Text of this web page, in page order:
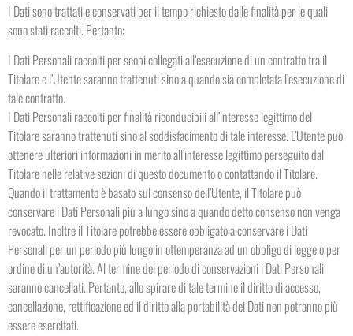
I Dati sono trattati e conservati per il tempo richiesto dalle finalità per le quali
sono stati raccolti. Pertanto:
I Dati Personali raccolti per scopi collegati all’esecuzione di un contratto tra il
Titolare e l’Utente saranno trattenuti sino a quando sia completata l’esecuzione di
tale contratto.
I Dati Personali raccolti per finalità riconducibili all’interesse legittimo del
Titolare saranno trattenuti sino al soddisfacimento di tale interesse. L’Utente può
ottenere ulteriori informazioni in merito all’interesse legittimo perseguito dal
Titolare nelle relative sezioni di questo documento o contattando il Titolare.
Quando il trattamento è basato sul consenso dell’Utente, il Titolare può
conservare i Dati Personali più a lungo sino a quando detto consenso non venga
revocato. Inoltre il Titolare potrebbe essere obbligato a conservare i Dati
Personali per un periodo più lungo in ottemperanza ad un obbligo di legge o per
ordine di un’autorità. Al termine del periodo di conservazioni i Dati Personali
saranno cancellati. Pertanto, allo spirare di tale termine il diritto di accesso,
cancellazione, rettificazione ed il diritto alla portabilità dei Dati non potranno più
essere esercitati.